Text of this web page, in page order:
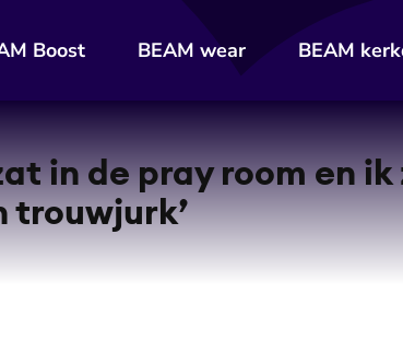
Boost BEAM wear BEAM
zat in de pray room en
trouwjurk’